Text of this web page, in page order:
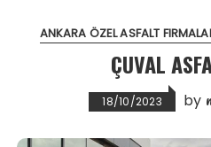
ANKARA ÖZEL ASFALT
ÇUVAL
18/10/2023 by